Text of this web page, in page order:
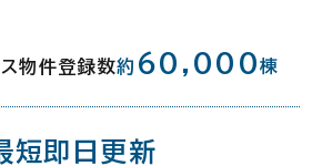
物件登録数約 60,000棟
短即日更新